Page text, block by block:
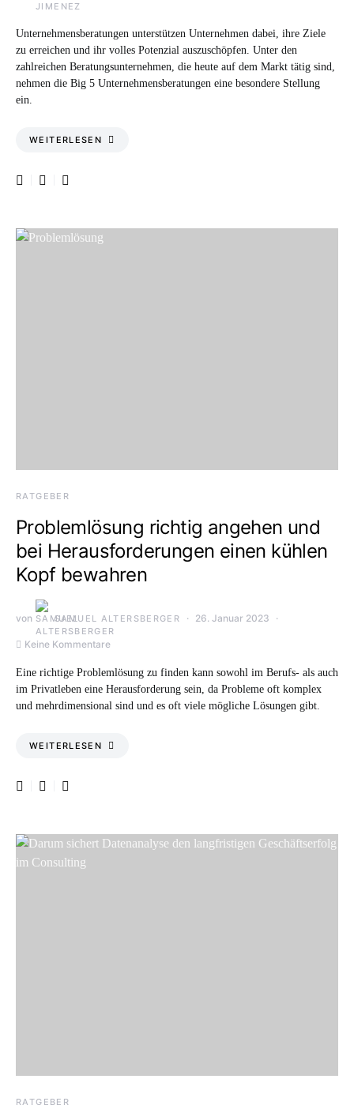
Unternehmensberatungen unterstützen Unternehmen dabei, ihre Ziele
zu erreichen und ihr volles Potenzial auszuschöpfen. Unter den
zahlreichen Beratungsunternehmen, die heute auf dem Markt tätig sind,
nehmen die Big 5 Unternehmensberatungen eine besondere Stellung
ein.
WEITERLESEN
RATGEBER
Problemlösung richtig angehen und
bei Herausforderungen einen kühlen
Kopf bewahren
von SAMUEL ALTERSBERGER 26. Januar 2023
Keine Kommentare
Eine richtige Problemlösung zu finden kann sowohl im Berufs- als auch
im Privatleben eine Herausforderung sein, da Probleme oft komplex
und mehrdimensional sind und es oft viele mögliche Lösungen gibt.
WEITERLESEN
RATGEBER